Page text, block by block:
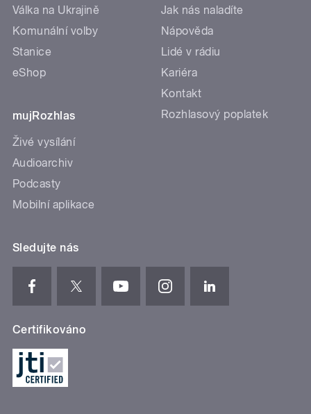
Válka na Ukrajině
Komunální volby
Stanice
eShop
mujRozhlas
Živé vysílání
Audioarchiv
Podcasty
Mobilní aplikace
Jak nás naladíte
Nápověda
Lidé v rádiu
Kariéra
Kontakt
Rozhlasový poplatek
Sledujte nás
Certifikováno